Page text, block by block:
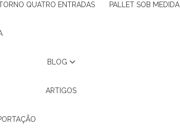
QUATRO ENTRADAS PALLET SOB MEDIDA
BLOG
ARTIGOS